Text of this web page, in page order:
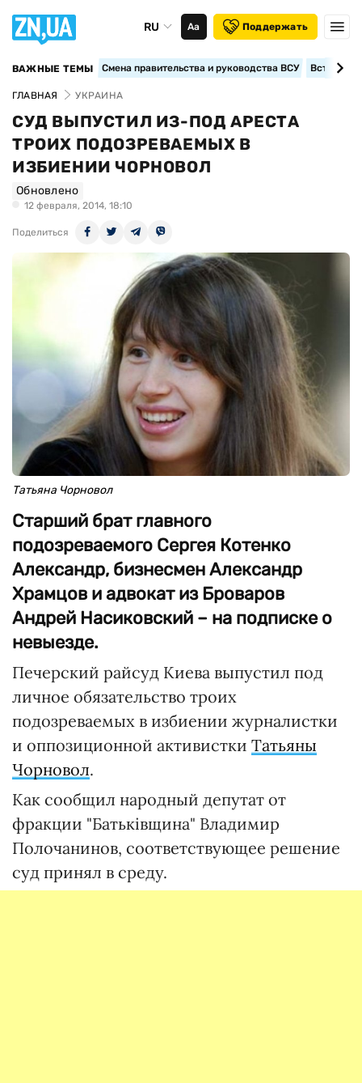
RU Аа Поддержать
ВАЖНЫЕ ТЕМЫ Смена правительства и руководства ВСУ
ГЛАВНАЯ УКРАИНА
СУД ВЫПУСТИЛ ИЗ-ПОД АРЕСТА
ТРОИХ ПОДОЗРЕВАЕМЫХ В
ИЗБИЕНИИ ЧОРНОВОЛ
Обновлено
12 февраля, 2014, 18:10
Поделиться
Татьяна Чорновол
Старший брат главного
подозреваемого Сергея Котенко
Александр, бизнесмен Александр
Храмцов и адвокат из Броваров
Андрей Насиковский – на подписке о
невыезде.
Печерский райсуд Киева выпустил под
личное обязательство троих
подозреваемых в избиении журналистки
и оппозиционной активистки Татьяны
Чорновол.
Как сообщил народный депутат от
фракции "Батьківщина" Владимир
Полочанинов, соответствующее решение
суд принял в среду.